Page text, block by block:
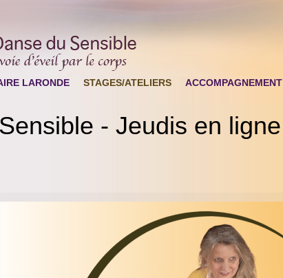
LARONDE STAGES/ATELIERS ACCOMPAGNEMENT
- Jeudis en ligne